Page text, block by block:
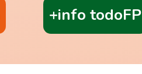
+info todoFP